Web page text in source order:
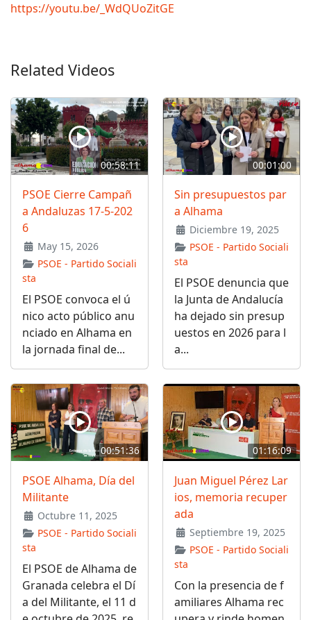
https://youtu.be/_WdQUoZitGE
Related Videos
00:58:11
PSOE Cierre Campañ
a Andaluzas 17-5-202
6
May 15, 2026
PSOE - Partido Sociali
sta
El PSOE convoca el ú
nico acto público anu
nciado en Alhama en
la jornada final de...
00:01:00
Sin presupuestos par
a Alhama
Diciembre 19, 2025
PSOE - Partido Sociali
sta
El PSOE denuncia que
la Junta de Andalucía
ha dejado sin presup
uestos en 2026 para l
a...
00:51:36
PSOE Alhama, Día del
Militante
Octubre 11, 2025
PSOE - Partido Sociali
sta
El PSOE de Alhama de
Granada celebra el Dí
a del Militante, el 11 d
01:16:09
Juan Miguel Pérez Lar
ios, memoria recuper
ada
Septiembre 19, 2025
PSOE - Partido Sociali
sta
Con la presencia de f
amiliares Alhama rec